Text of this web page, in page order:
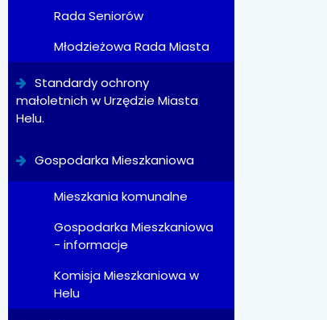
Rada Seniorów
Młodzieżowa Rada Miasta
Standardy ochrony
małoletnich w Urzędzie Miasta
Helu.
Gospodarka Mieszkaniowa
Mieszkania komunalne
Gospodarka Mieszkaniowa
- informacje
Komisja Mieszkaniowa w
Helu